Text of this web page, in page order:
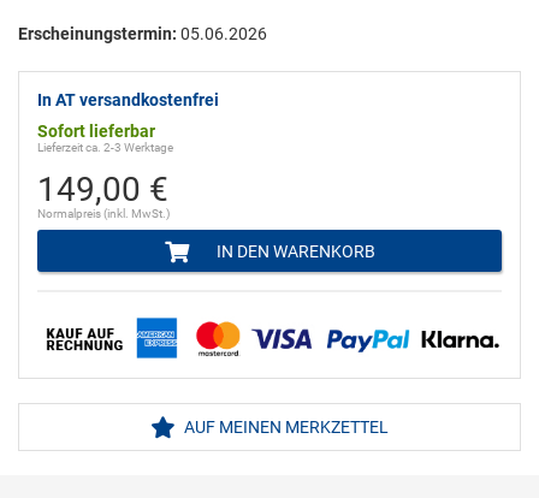
Erscheinungstermin: 05.06.2026
In AT versandkostenfrei
Sofort lieferbar
Lieferzeit ca. 2-3 Werktage
149,00 €
Normalpreis (inkl. MwSt.)
IN DEN WARENKORB
AUF MEINEN MERKZETTEL